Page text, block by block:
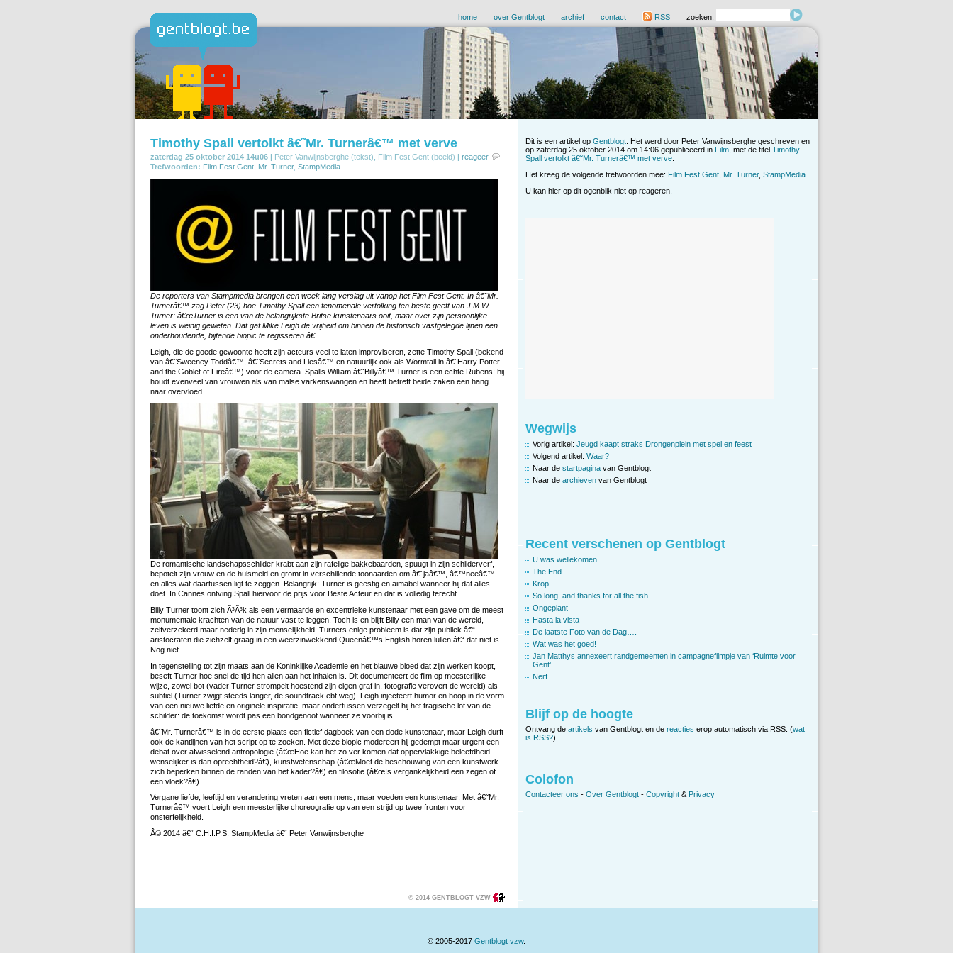
home over Gentblogt archief contact RSS zoeken:
Timothy Spall vertolkt â€˜Mr. Turnerâ€™ met verve
zaterdag 25 oktober 2014 14u06 | Peter Vanwijnsberghe (tekst), Film Fest Gent (beeld) | reageer
Trefwoorden: Film Fest Gent Mr. Turner, StampMedia
De reporters van Stampmedia brengen een week lang verslag uit vanop het Film Fest Gent. In â€˜Mr.
Turnerâ€™ zag Peter (23) hoe Timothy Spall een fenomenale vertolking ten beste geeft van J.M.W.
Turner: â€œTurner is een van de belangrijkste Britse kunstenaars ooit, maar over zijn persoonlijke
leven is weinig geweten. Dat gaf Mike Leigh de vrijheid om binnen de historisch vastgelegde lijnen een
onderhoudende, bijtende biopic te regisseren.â€
Leigh, die de goede gewoonte heeft zijn acteurs veel te laten improviseren, zette Timothy Spall (bekend
van â€˜Sweeney Toddâ€™, â€˜Secrets and Liesâ€™ en natuurlijk ook als Wormtail in â€˜Harry Potter
and the Goblet of Fireâ€™) voor de camera. Spalls William â€˜Billyâ€™ Turner is een echte Rubens: hij
houdt evenveel van vrouwen als van malse varkenswangen en heeft betreft beide zaken een hang
naar overvloed.
De romantische landschapsschilder krabt aan zijn rafelige bakkebaarden, spuugt in zijn schilderverf,
bepotelt zijn vrouw en de huismeid en gromt in verschillende toonaarden om â€˜jaâ€™, â€™neeâ€™
en alles wat daartussen ligt te zeggen. Belangrijk: Turner is geestig en aimabel wanneer hij dat alles
doet. In Cannes ontving Spall hiervoor de prijs voor Beste Acteur en dat is volledig terecht.
Billy Turner toont zich Ã³Ã³k als een vermaarde en excentrieke kunstenaar met een gave om de meest
monumentale krachten van de natuur vast te leggen. Toch is en blijft Billy een man van de wereld,
zelfverzekerd maar nederig in zijn menselijkheid. Turners enige probleem is dat zijn publiek â€“
aristocraten die zichzelf graag in een weerzinwekkend Queenâ€™s English horen lullen â€“ dat niet is.
Nog niet.
In tegenstelling tot zijn maats aan de Koninklijke Academie en het blauwe bloed dat zijn werken koopt,
beseft Turner hoe snel de tijd hen allen aan het inhalen is. Dit documenteert de film op meesterlijke
wijze, zowel bot (vader Turner strompelt hoestend zijn eigen graf in, fotografie verovert de wereld) als
subtiel (Turner zwijgt steeds langer, de soundtrack ebt weg). Leigh injecteert humor en hoop in de vorm
van een nieuwe liefde en originele inspiratie, maar ondertussen verzegelt hij het tragische lot van de
schilder: de toekomst wordt pas een bondgenoot wanneer ze voorbij is.
â€˜Mr. Turnerâ€™ is in de eerste plaats een fictief dagboek van een dode kunstenaar, maar Leigh durft
ook de kantlijnen van het script op te zoeken. Met deze biopic modereert hij gedempt maar urgent een
debat over afwisselend antropologie (â€œHoe kan het zo ver komen dat oppervlakkige beleefdheid
wenselijker is dan oprechtheid?â€), kunstwetenschap (â€œMoet de beschouwing van een kunstwerk
zich beperken binnen de randen van het kader?â€) en filosofie (â€œIs vergankelijkheid een zegen of
een vloek?â€).
Vergane liefde, leeftijd en verandering vreten aan een mens, maar voeden een kunstenaar. Met â€˜Mr.
Turnerâ€™ voert Leigh een meesterlijke choreografie op van een strijd op twee fronten voor
onsterfelijkheid.
Â© 2014 â€“ C.H.I.P.S. StampMedia â€“ Peter Vanwijnsberghe
© 2014 GENTBLOGT VZW
Dit is een artikel op Gentblogt . Het werd door Peter Vanwijnsberghe geschreven en
op zaterdag 25 oktober 2014 om 14:06 gepubliceerd in Film , met de titel Timothy
Spall vertolkt â€˜Mr. Turnerâ€™ met verve
Het kreeg de volgende trefwoorden mee: Film Fest Gent Mr. Turner, StampMedia
U kan hier op dit ogenblik niet op reageren.
Wegwijs
Vorig artikel: Jeugd kaapt straks Drongenplein met spel en feest
Volgend artikel: Waar?
Naar de startpagina van Gentblogt
Naar de archieven van Gentblogt
Recent verschenen op Gentblogt
U was wellekomen
The End
Krop
So long, and thanks for all the fish
Ongeplant
Hasta la vista
De laatste Foto van de Dag….
Wat was het goed!
Jan Matthys annexeert randgemeenten in campagnefilmpje van ‘Ruimte voor
Gent’
Nerf
Blijf op de hoogte
Ontvang de artikels van Gentblogt en de reacties erop automatisch via RSS. (wat
is RSS?)
Colofon
Contacteer ons - Over Gentblogt - Copyright & Privacy
© 2005-2017 Gentblogt vzw.